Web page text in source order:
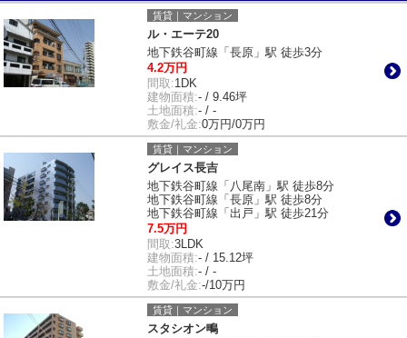
賃貸｜マンション
ル・エーテ20
地下鉄谷町線「長原」駅 徒歩3分
4.2万円
間取:1DK
建物面積:- / 9.46坪
土地面積:- / -
敷金/礼金:0万円/0万円
賃貸｜マンション
グレイス長吉
地下鉄谷町線「八尾南」駅 徒歩8分
地下鉄谷町線「長原」駅 徒歩8分
地下鉄谷町線「出戸」駅 徒歩21分
7.5万円
間取:3LDK
建物面積:- / 15.12坪
土地面積:- / -
敷金/礼金:-/10万円
賃貸｜マンション
スタシオン鴫